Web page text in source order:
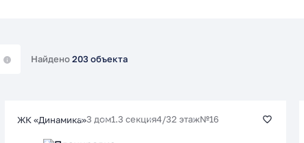
Найдено203 объекта
ЖК «Динамика»3 дом1.3 секция4/32 этаж№16